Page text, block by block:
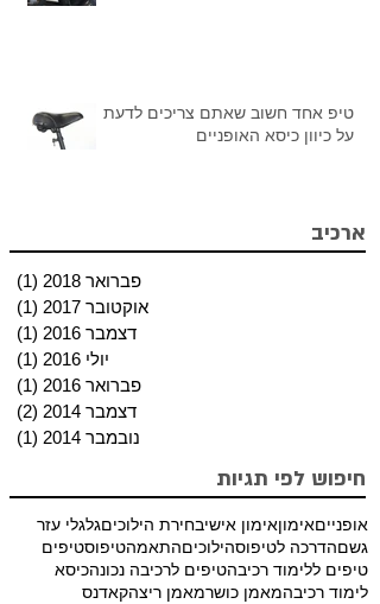
טיפ אחד חשוב שאתם צריכים לדעת
על כיוון כיסא האופניים
ארכיב
פברואר 2018 (1)
אוקטובר 2017
(1)
דצמבר 2016
(1)
יולי 2016
(1)
פברואר 2016
(1)
דצמבר 2014
(2)
נובמבר 2014
(1)
חיפוש לפי תגיות
אופנייםאימוןאימון אישיבחירת הילוכיםגלגלי עזר
גשםהדרכה לטיפוסהילוכיםהתאמהטיפוסטיפים
טיפים ללימוד רכיבהטיפים לרכיבה נכונהכיסא
לימוד רכיבהמאמן כושרמאמן ריצהקאדנס